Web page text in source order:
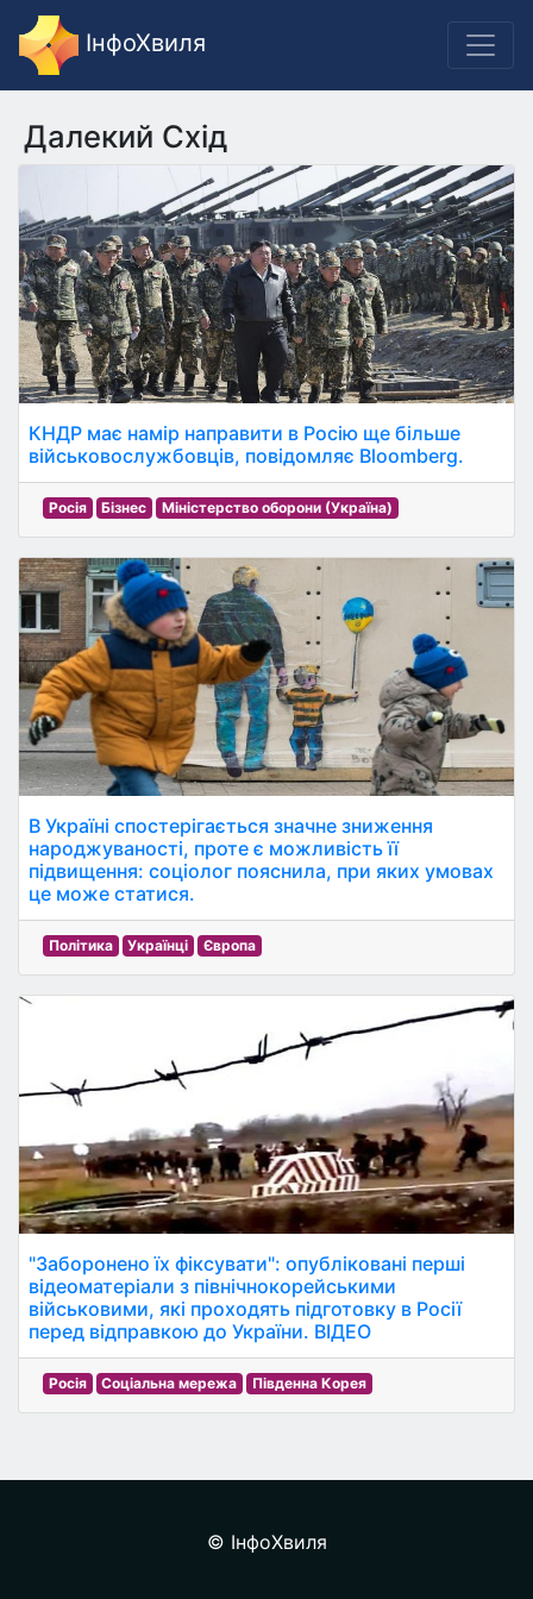
ІнфоХвиля
Далекий Схід
КНДР має намір направити в Росію ще більше
військовослужбовців, повідомляє Bloomberg.
Росія Бізнес Міністерство оборони (Україна)
В Україні спостерігається значне зниження
народжуваності, проте є можливість її
підвищення: соціолог пояснила, при яких умовах
це може статися.
Політика Українці Європа
"Заборонено їх фіксувати": опубліковані перші
відеоматеріали з північнокорейськими
військовими, які проходять підготовку в Росії
перед відправкою до України. ВІДЕО
Росія Соціальна мережа Південна Корея
© ІнфоХвиля